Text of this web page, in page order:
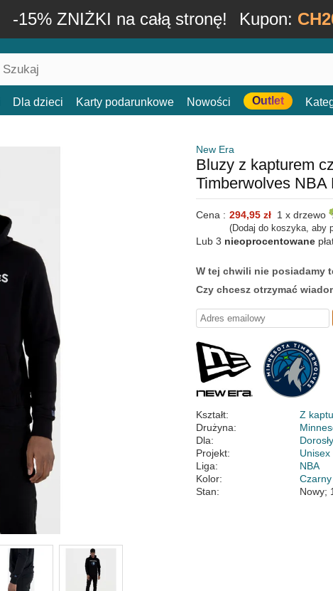
-15% ZNIŻKI na całą stronę! Kupon:
Dla dzieci Karty podarunkowe Nowości Outlet
New Era
Bluzy z kapturem
Timberwolves NBA
Cena : 294,95 zł 1 x drzewo
(Dodaj do koszyka, aby
Lub 3 nieoprocentowane
W tej chwili nie posiadamy
Czy chcesz otrzymać
Kształt:
Z
Drużyna:
Dla:
Dorosły
Projekt:
Unisex
Liga:
NBA
Kolor:
Czarny
Stan:
Nowy;